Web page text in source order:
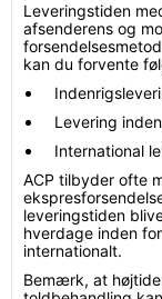
Leveringstiden
afsenderens og
kan du forvente
Levering
International
ACP tilbyder ofte
leveringstiden
hverdage inden
internationalt.
Bemærk, at